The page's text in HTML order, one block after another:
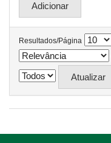
Resultados/Página